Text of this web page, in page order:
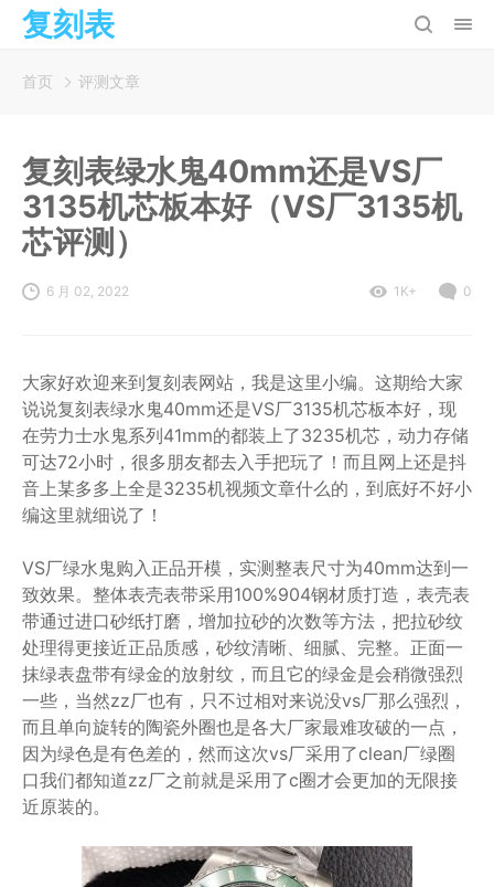
复刻表
首页 评测文章
复刻表绿水鬼40mm还是VS厂
3135机芯板本好（VS厂3135机
芯评测）
6 月 02, 2022 1K+ 0
大家好欢迎来到复刻表网站，我是这里小编。这期给大家
说说复刻表绿水鬼40mm还是VS厂3135机芯板本好，现
在劳力士水鬼系列41mm的都装上了3235机芯，动力存储
可达72小时，很多朋友都去入手把玩了！而且网上还是抖
音上某多多上全是3235机视频文章什么的，到底好不好小
编这里就细说了！
VS厂绿水鬼购入正品开模，实测整表尺寸为40mm达到一
致效果。整体表壳表带采用100%904钢材质打造，表壳表
带通过进口砂纸打磨，增加拉砂的次数等方法，把拉砂纹
处理得更接近正品质感，砂纹清晰、细腻、完整。正面一
抹绿表盘带有绿金的放射纹，而且它的绿金是会稍微强烈
一些，当然zz厂也有，只不过相对来说没vs厂那么强烈，
而且单向旋转的陶瓷外圈也是各大厂家最难攻破的一点，
因为绿色是有色差的，然而这次vs厂采用了clean厂绿圈
口我们都知道zz厂之前就是采用了c圈才会更加的无限接
近原装的。